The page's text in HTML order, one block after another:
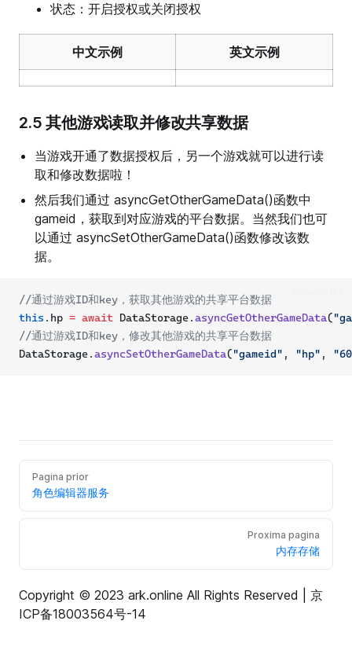
状态：开启授权或关闭授权
中文示例 英文示例
2.5 其他游戏读取并修改共享数据
当游戏开通了数据授权后，另一个游戏就可以进行读
取和修改数据啦！
然后我们通过 asyncGetOtherGameData()函数中
gameid，获取到对应游戏的平台数据。当然我们也可
以通过 asyncSetOtherGameData()函数修改该数
据。
//通过游戏ID和key，获取其他游戏的共享平台数据
this .hp = await DataStorage.asyncGetOtherGameData(
//通过游戏ID和key，修改其他游戏的共享平台数据
DataStorage.asyncSetOtherGameData("gameid" , "hp" ,
Pagina prior
角色编辑器服务
Proxima pagina
内存存储
Copyright © 2023 ark.online All Rights Reserved | 京
ICP备18003564号-14